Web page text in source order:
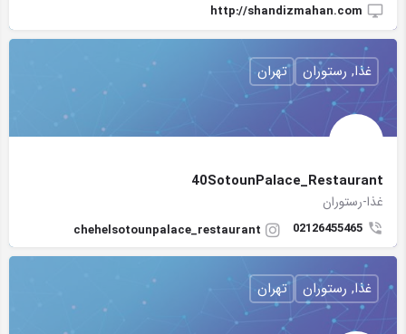
http://shandizmahan.com
40SotounPalace_Restaurant
غذا-رستوران
02126455465
chehelsotounpalace_restaurant
غذا, رستوران تهران
غذا, رستوران تهران